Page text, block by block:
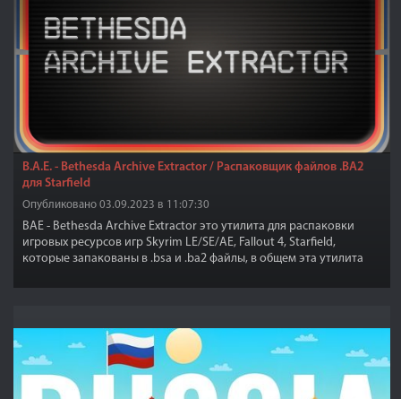
B.A.E. - Bethesda Archive Extractor / Распаковщик файлов .BA2
для Starfield
Опубликовано 03.09.2023 в 11:07:30
BAE - Bethesda Archive Extractor это утилита для распаковки
игровых ресурсов игр Skyrim LE/SE/AE, Fallout 4, Starfield,
которые запакованы в .bsa и .ba2 файлы, в общем эта утилита